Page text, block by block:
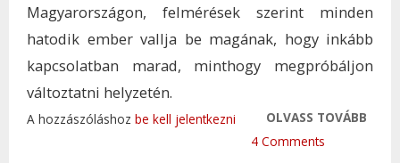
Magyarországon, felmérések szerint minden
hatodik ember vallja be magának, hogy inkább
kapcsolatban marad, minthogy megpróbáljon
változtatni helyzetén.
OLVASS TOVÁBB
A hozzászóláshoz be kell jelentkezni
4 Comments